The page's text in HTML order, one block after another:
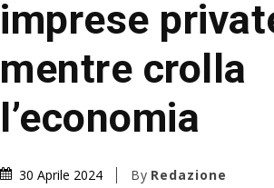
imprese
mentre crolla
l’economia
30 Aprile 2024 By Redazione